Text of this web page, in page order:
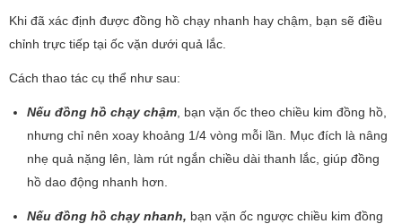
Khi đã xác định được đồng hồ chạy nhanh hay chậm, bạn sẽ điều
chỉnh trực tiếp tại ốc vặn dưới quả lắc.
Cách thao tác cụ thể như sau:
Nếu đồng hồ chạy chậm , bạn vặn ốc theo chiều kim đồng hồ,
nhưng chỉ nên xoay khoảng 1/4 vòng mỗi lần. Mục đích là nâng
nhẹ quả nặng lên, làm rút ngắn chiều dài thanh lắc, giúp đồng
hồ dao động nhanh hơn.
Nếu đồng hồ chạy nhanh, bạn vặn ốc ngược chiều kim đồng